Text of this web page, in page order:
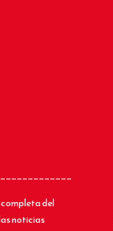
del
noticias